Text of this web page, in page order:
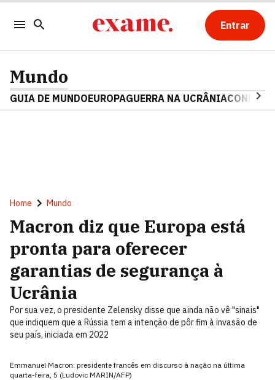
Entrar
Mundo
GUIA DE MUNDOEUROPAGUERRA NA UCRÂNIA
Home Mundo
Macron diz que Europa está
pronta para oferecer
garantias de segurança à
Ucrânia
Por sua vez, o presidente Zelensky disse que ainda não vê "sinais"
que indiquem que a Rússia tem a intenção de pôr fim à invasão de
seu país, iniciada em 2022
Emmanuel Macron: presidente francês em discurso à nação na última
quarta-feira, 5 (Ludovic MARIN/AFP)